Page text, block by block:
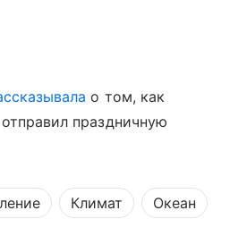
о том, как
праздничную
Климат Океан